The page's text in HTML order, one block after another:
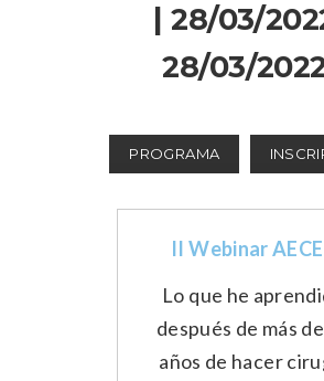
| 28/03/
28/03/2022
PROGRAMA
II Webinar
Lo que he
después de más
años de hacer